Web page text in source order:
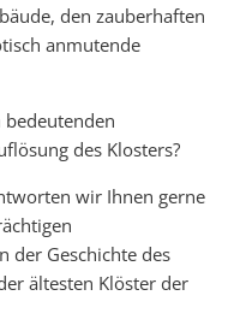
den zauberhaften
anmutende
des Klosters?
wir Ihnen gerne
der Geschichte des
ältesten Klöster der